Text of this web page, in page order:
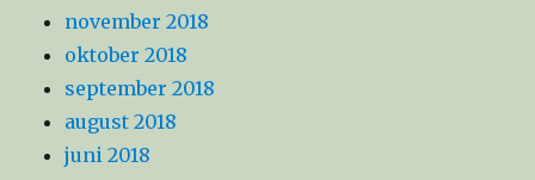
november 2018
oktober 2018
september 2018
august 2018
juni 2018